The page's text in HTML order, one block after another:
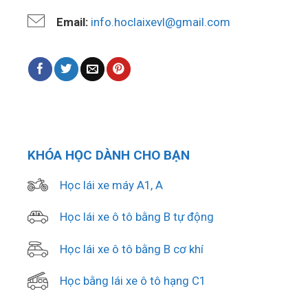
Email: info.hoclaixevl@gmail.com
KHÓA HỌC DÀNH CHO BẠN
Học lái xe máy A1, A
Học lái xe ô tô bằng B tự động
Học lái xe ô tô bằng B cơ khí
Học bằng lái xe ô tô hạng C1